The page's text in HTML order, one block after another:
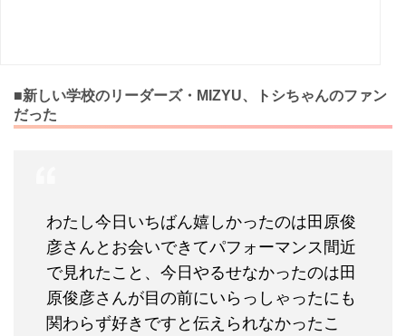
■新しい学校のリーダーズ・MIZYU、トシちゃんのファン
だった
わたし今日いちばん嬉しかったのは田原俊
彦さんとお会いできてパフォーマンス間近
で見れたこと、今日やるせなかったのは田
原俊彦さんが目の前にいらっしゃったにも
関わらず好きですと伝えられなかったこ